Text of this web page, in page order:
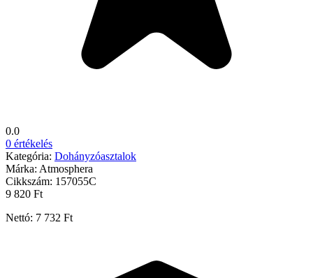
0.0
0 értékelés
Kategória: Dohányzóasztalok
Márka: Atmosphera
Cikkszám: 157055C
9 820 Ft
Nettó: 7 732 Ft